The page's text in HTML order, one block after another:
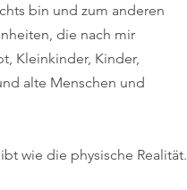
bin und zum anderen
die nach mir
Kleinkinder, Kinder,
alte Menschen und
wie die physische Realität.